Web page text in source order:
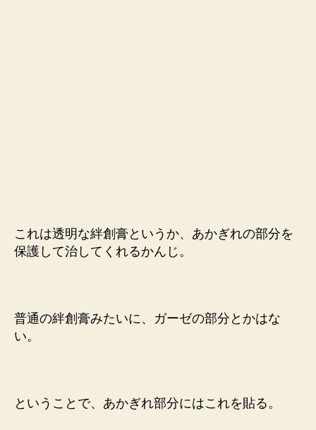
これは透明な絆創膏というか、あかぎれの部分を
保護して治してくれるかんじ。
普通の絆創膏みたいに、ガーゼの部分とかはな
い。
ということで、あかぎれ部分にはこれを貼る。